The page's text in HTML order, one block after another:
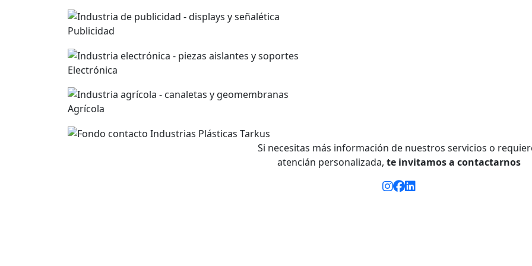
Publicidad
Electrónica
Agrícola
Si necesitas más información de nuestros servicios o
atencián personalizada, te invitamos a contactarnos